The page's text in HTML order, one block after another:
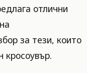
отлични
за тези, които
кросоувър.